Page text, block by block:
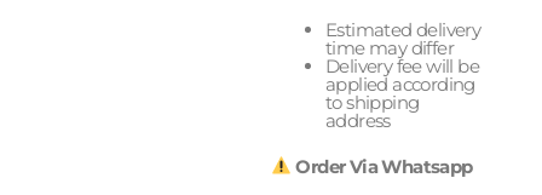
Estimated delivery
time may differ
Delivery fee will be
applied according
to shipping
address
Order Via Whatsapp